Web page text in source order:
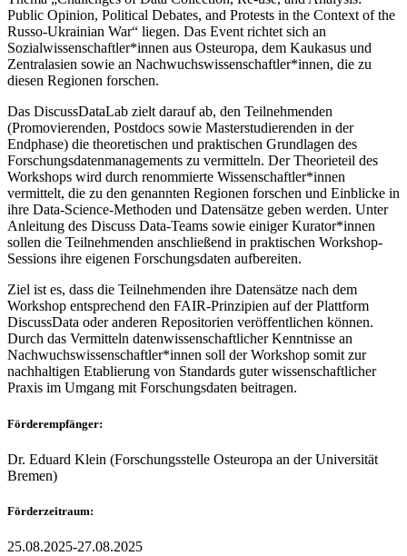
Public Opinion, Political Debates, and Protests in the Context of the
Russo-Ukrainian War“ liegen. Das Event richtet sich an
Sozialwissenschaftler*innen aus Osteuropa, dem Kaukasus und
Zentralasien sowie an Nachwuchswissenschaftler*innen, die zu
diesen Regionen forschen.
Das DiscussDataLab zielt darauf ab, den Teilnehmenden
(Promovierenden, Postdocs sowie Masterstudierenden in der
Endphase) die theoretischen und praktischen Grundlagen des
Forschungsdatenmanagements zu vermitteln. Der Theorieteil des
Workshops wird durch renommierte Wissenschaftler*innen
vermittelt, die zu den genannten Regionen forschen und Einblicke in
ihre Data-Science-Methoden und Datensätze geben werden. Unter
Anleitung des Discuss Data-Teams sowie einiger Kurator*innen
sollen die Teilnehmenden anschließend in praktischen Workshop-
Sessions ihre eigenen Forschungsdaten aufbereiten.
Ziel ist es, dass die Teilnehmenden ihre Datensätze nach dem
Workshop entsprechend den FAIR-Prinzipien auf der Plattform
DiscussData oder anderen Repositorien veröffentlichen können.
Durch das Vermitteln datenwissenschaftlicher Kenntnisse an
Nachwuchswissenschaftler*innen soll der Workshop somit zur
nachhaltigen Etablierung von Standards guter wissenschaftlicher
Praxis im Umgang mit Forschungsdaten beitragen.
Förderempfänger:
Dr. Eduard Klein (Forschungsstelle Osteuropa an der Universität
Bremen)
Förderzeitraum:
25.08.2025-27.08.2025